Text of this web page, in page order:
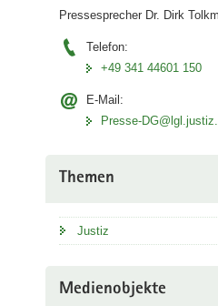
Pressesprecher Dr. Dirk
Telefon:
+49 341 44601 150
E-Mail:
Presse-
Themen
Justiz
Medienobjekte